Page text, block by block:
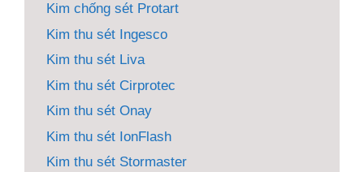
Kim chống sét Protart
Kim thu sét Ingesco
Kim thu sét Liva
Kim thu sét Cirprotec
Kim thu sét Onay
Kim thu sét IonFlash
Kim thu sét Stormaster